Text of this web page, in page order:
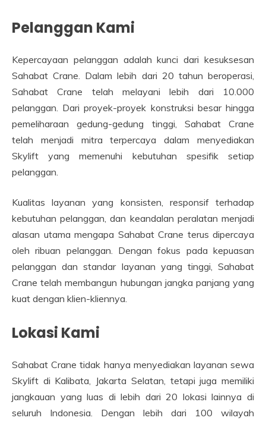
Pelanggan Kami
Kepercayaan pelanggan adalah kunci dari kesuksesan
Sahabat Crane. Dalam lebih dari 20 tahun beroperasi,
Sahabat Crane telah melayani lebih dari 10.000
pelanggan. Dari proyek-proyek konstruksi besar hingga
pemeliharaan gedung-gedung tinggi, Sahabat Crane
telah menjadi mitra terpercaya dalam menyediakan
Skylift yang memenuhi kebutuhan spesifik setiap
pelanggan.
Kualitas layanan yang konsisten, responsif terhadap
kebutuhan pelanggan, dan keandalan peralatan menjadi
alasan utama mengapa Sahabat Crane terus dipercaya
oleh ribuan pelanggan. Dengan fokus pada kepuasan
pelanggan dan standar layanan yang tinggi, Sahabat
Crane telah membangun hubungan jangka panjang yang
kuat dengan klien-kliennya.
Lokasi Kami
Sahabat Crane tidak hanya menyediakan layanan sewa
Skylift di Kalibata, Jakarta Selatan, tetapi juga memiliki
jangkauan yang luas di lebih dari 20 lokasi lainnya di
seluruh Indonesia. Dengan lebih dari 100 wilayah